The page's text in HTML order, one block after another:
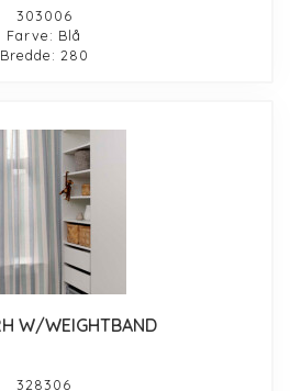
303006
Farve: Blå
Bredde: 280
W/WEIGHTBAND
328306